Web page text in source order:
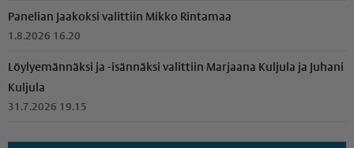
Panelian Jaakoksi valittiin Mikko Rintamaa
1.8.2026 16.20
Löylyemännäksi ja -isännäksi valittiin Marjaana Kuljula ja Juhani
Kuljula
31.7.2026 19.15